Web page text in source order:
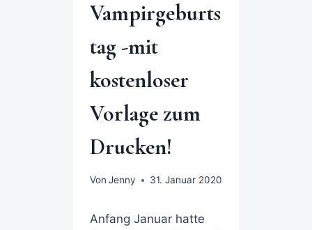
Vampirgeburts
tag -mit
kostenloser
Vorlage zum
Drucken!
Von Jenny 31. Januar 2020
Anfang Januar hatte